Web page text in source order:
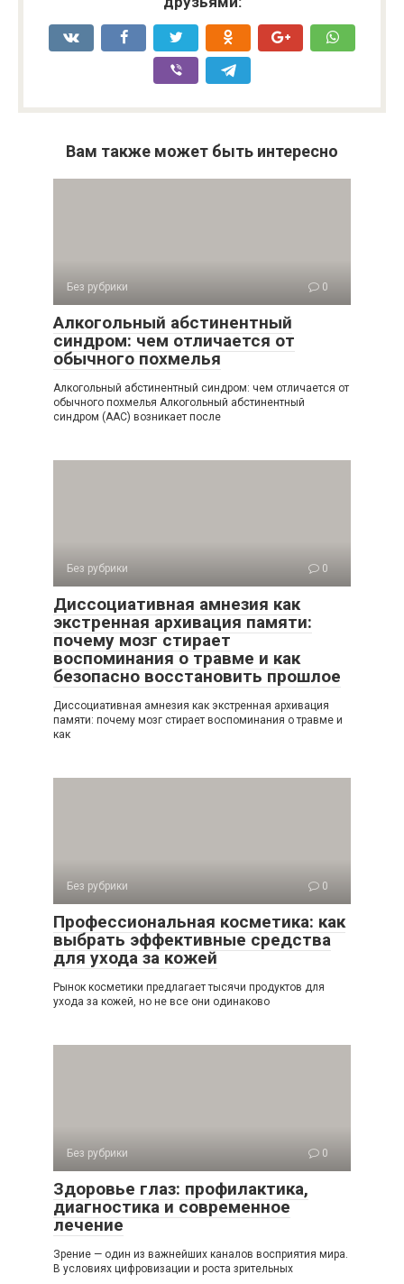
Вам также может быть интересно
Без рубрики 0
Алкогольный абстинентный
синдром: чем отличается от
обычного похмелья
Алкогольный абстинентный синдром: чем отличается от
обычного похмелья Алкогольный абстинентный
синдром (ААС) возникает после
Без рубрики 0
Диссоциативная амнезия как
экстренная архивация памяти:
почему мозг стирает
воспоминания о травме и как
безопасно восстановить прошлое
Диссоциативная амнезия как экстренная архивация
памяти: почему мозг стирает воспоминания о травме и
как
Без рубрики 0
Профессиональная косметика: как
выбрать эффективные средства
для ухода за кожей
Рынок косметики предлагает тысячи продуктов для
ухода за кожей, но не все они одинаково
Без рубрики 0
Здоровье глаз: профилактика,
диагностика и современное
лечение
Зрение — один из важнейших каналов восприятия мира.
В условиях цифровизации и роста зрительных